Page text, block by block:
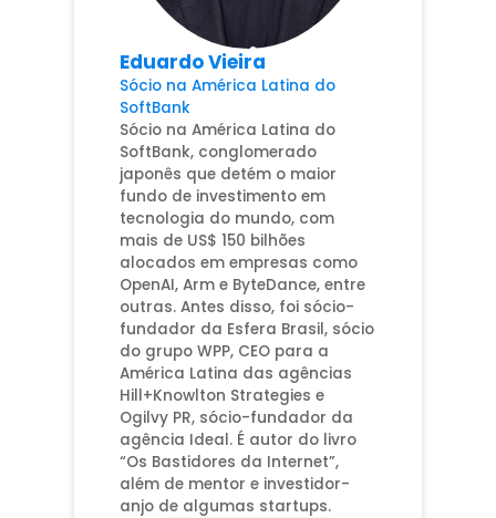
Eduardo Vieira
Sócio na América Latina do
SoftBank
Sócio na América Latina do
SoftBank, conglomerado
japonês que detém o maior
fundo de investimento em
tecnologia do mundo, com
mais de US$ 150 bilhões
alocados em empresas como
OpenAI, Arm e ByteDance, entre
outras. Antes disso, foi sócio-
fundador da Esfera Brasil, sócio
do grupo WPP, CEO para a
América Latina das agências
Hill+Knowlton Strategies e
Ogilvy PR, sócio-fundador da
agência Ideal. É autor do livro
“Os Bastidores da Internet”,
além de mentor e investidor-
anjo de algumas startups.